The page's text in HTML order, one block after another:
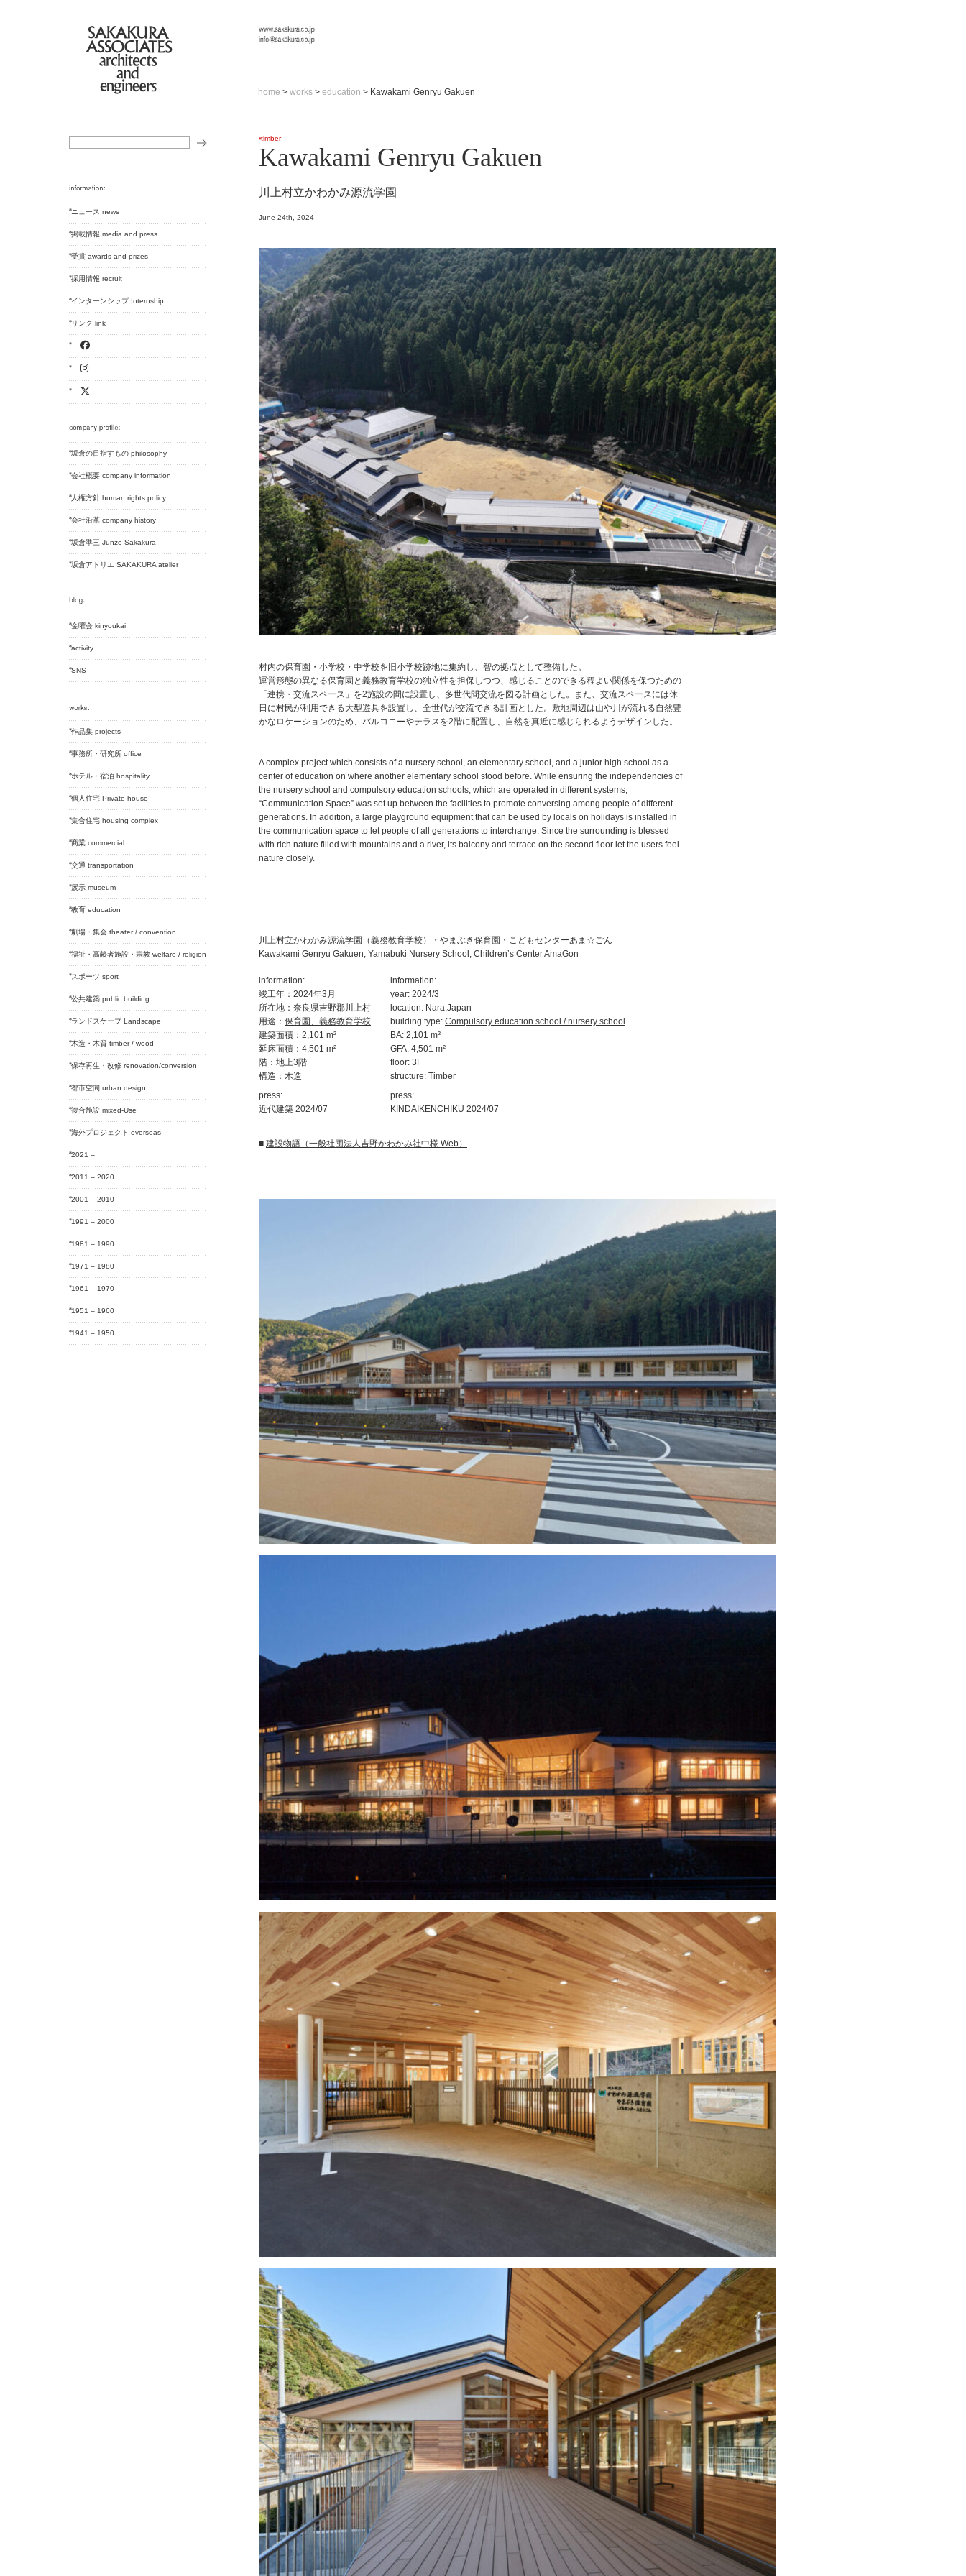
home > works > education > Kawakami Genryu Gakuen
ニュース news
掲載情報 media and press
受賞 awards and prizes
採用情報 recruit
インターンシップ Internship
リンク link
坂倉の目指すもの philosophy
会社概要 company information
人権方針 human rights policy
会社沿革 company history
坂倉準三 Junzo Sakakura
坂倉アトリエ SAKAKURA atelier
金曜会 kinyoukai
activity
SNS
作品集 projects
事務所・研究所 office
ホテル・宿泊 hospitality
個人住宅 Private house
集合住宅 housing complex
商業 commercial
交通 transportation
展示 museum
教育 education
劇場・集会 theater / convention
福祉・高齢者施設・宗教 welfare / religion
スポーツ sport
公共建築 public building
ランドスケープ Landscape
木造・木質 timber / wood
保存再生・改修 renovation/conversion
都市空間 urban design
複合施設 mixed-Use
海外プロジェクト overseas
2021 –
2011 – 2020
2001 – 2010
1991 – 2000
1981 – 1990
1971 – 1980
1961 – 1970
1951 – 1960
1941 – 1950
timber
Kawakami Genryu Gakuen
川上村立かわかみ源流学園
June 24th, 2024
村内の保育園・小学校・中学校を旧小学校跡地に集約し、智の拠点として整備した。
運営形態の異なる保育園と義務教育学校の独立性を担保しつつ、感じることのできる程よい関係を保つための
「連携・交流スペース」を2施設の間に設置し、多世代間交流を図る計画とした。また、交流スペースには休
日に村民が利用できる大型遊具を設置し、全世代が交流できる計画とした。敷地周辺は山や川が流れる自然豊
かなロケーションのため、バルコニーやテラスを2階に配置し、自然を真近に感じられるようデザインした。
A complex project which consists of a nursery school, an elementary school, and a junior high school as a
center of education on where another elementary school stood before. While ensuring the independencies of
the nursery school and compulsory education schools, which are operated in different systems,
“Communication Space” was set up between the facilities to promote conversing among people of different
generations. In addition, a large playground equipment that can be used by locals on holidays is installed in
the communication space to let people of all generations to interchange. Since the surrounding is blessed
with rich nature filled with mountains and a river, its balcony and terrace on the second floor let the users feel
nature closely.
川上村立かわかみ源流学園（義務教育学校）・やまぶき保育園・こどもセンターあま☆ごん
Kawakami Genryu Gakuen, Yamabuki Nursery School, Children’s Center AmaGon
information:
竣工年：2024年3月
所在地：奈良県吉野郡川上村
用途： 保育園、義務教育学校
建築面積：2,101 m²
延床面積：4,501 m²
階：地上3階
構造： 木造
press:
近代建築 2024/07
information:
year: 2024/3
location: Nara,Japan
building type: Compulsory education school / nursery school
BA: 2,101 m²
GFA: 4,501 m²
floor: 3F
structure: Timber
press:
KINDAIKENCHIKU 2024/07
■ 建設物語（一般社団法人吉野かわかみ社中様 Web）